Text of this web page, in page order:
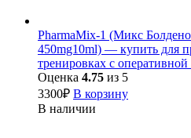
PharmaMix-1 (Микс
450mg10ml) — купить для
тренировках с оперативной
Оценка 4.75 из 5
3300₽ В корзину
В наличии